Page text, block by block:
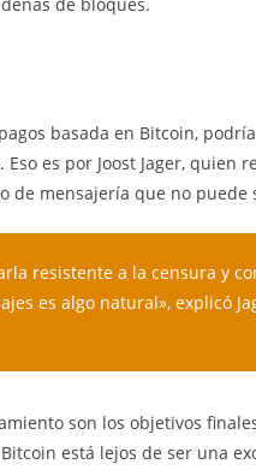
basada en Bitcoin,
es por Joost Jager, quien
de mensajería que no puede
resistente a la censura y
es algo natural», explicó
son los objetivos
está lejos de ser una